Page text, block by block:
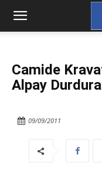
Camide
Alpay
09/09/2011